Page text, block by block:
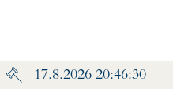
17.8.2026 20:46:30